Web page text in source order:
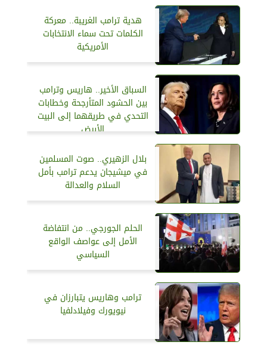
هدية ترامب الغريبة.. معركة
الكلمات تحت سماء الانتخابات
الأمريكية
السباق الأخير.. هاريس وترامب
بين الحشود المتأرجحة وخطابات
التحدي في طريقهما إلى البيت
الأبيض
بلال الزهيري.. صوت المسلمين
في ميشيجان يدعم ترامب بأمل
السلام والعدالة
الحلم الجورجي.. من انتفاضة
الأمل إلى عواصف الواقع
السياسي
ترامب وهاريس يتبارزان في
نيويورك وفيلادلفيا